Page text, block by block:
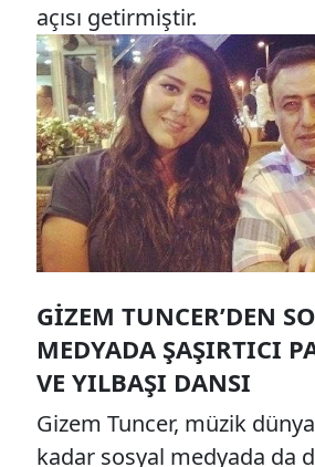
açısı getirmiştir.
GIZEM TUNCER’DEN
MEDYADA ŞAŞIRTICI
VE YILBAŞI DANSI
Gizem Tuncer, müzik
kadar sosyal medyada da